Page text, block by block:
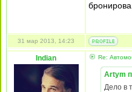
31 мар 2013, 14:23
Indian Re:
Artym
Дело в